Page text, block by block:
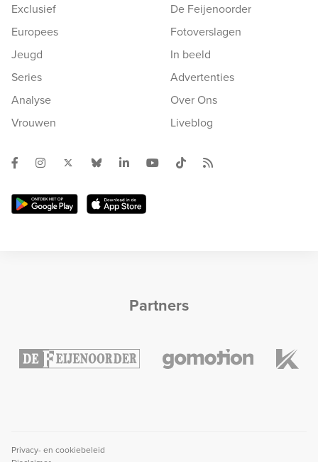
Exclusief
Europees
Jeugd
Series
Analyse
Vrouwen
De Feijenoorder
Fotoverslagen
In beeld
Advertenties
Over Ons
Liveblog
Partners
Privacy- en cookiebeleid